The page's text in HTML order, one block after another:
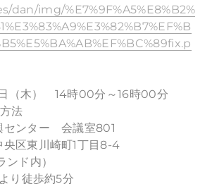
img/%E7%9F%A5%E8%B2%
（木） 14時00分～16時00分
法
センター 会議室801
央区東川崎町1丁目8-4
ド内）
り徒歩約5分